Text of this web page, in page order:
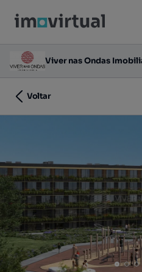
Viver nas Ondas
Voltar